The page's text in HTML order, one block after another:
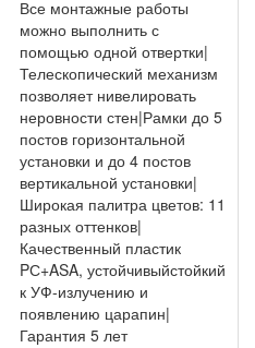
Все монтажные работы
можно выполнить с
помощью одной отвертки|
Телескопический механизм
позволяет нивелировать
неровности стен|Рамки до 5
постов горизонтальной
установки и до 4 постов
вертикальной установки|
Широкая палитра цветов: 11
разных оттенков|
Качественный пластик
PС+ASA, устойчивыйстойкий
к УФ-излучению и
появлению царапин|
Гарантия 5 лет